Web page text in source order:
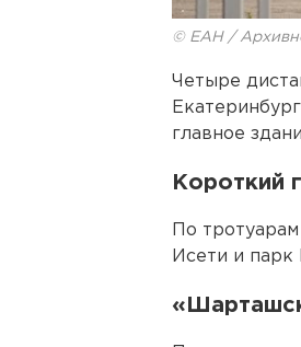
© ЕАН /
Четыре
главное
Короткий
По
Исети и парк